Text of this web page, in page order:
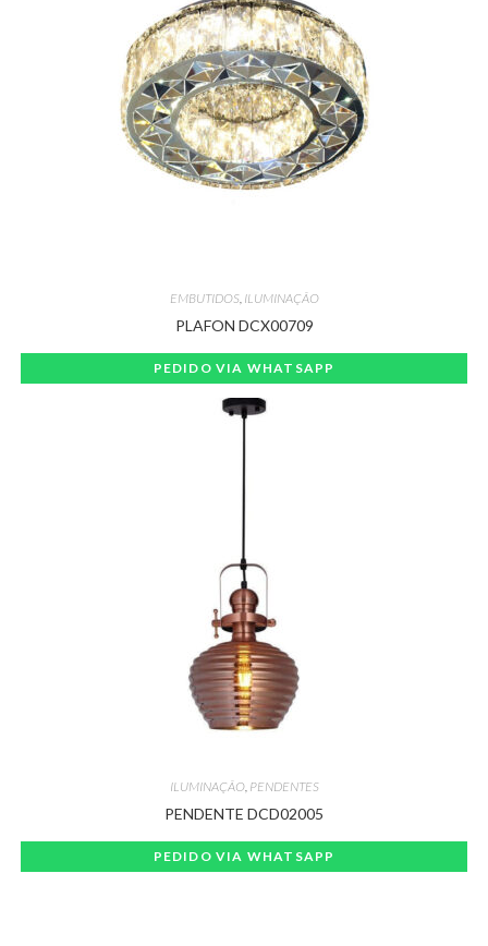
EMBUTIDOS, ILUMINAÇÃO
PLAFON DCX00709
PEDIDO VIA WHATSAPP
ILUMINAÇÃO, PENDENTES
PENDENTE DCD02005
PEDIDO VIA WHATSAPP